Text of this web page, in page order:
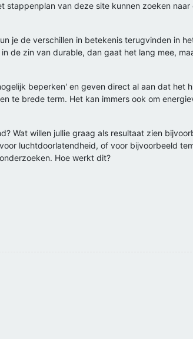
stappenplan van deze site kunnen zoeken
je de verschillen in betekenis terugvinden in
de zin van durable, dan gaat het lang mee,
beperken' en geven direct al aan dat het
te brede term. Het kan immers ook om
Wat willen jullie graag als resultaat zien
luchtdoorlatendheid, of voor bijvoorbeeld
Hoe werkt dit?